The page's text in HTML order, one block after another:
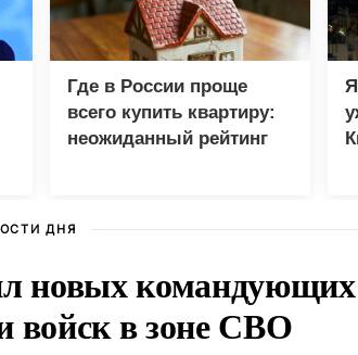
Где в России проще
всего купить квартиру:
неожиданный рейтинг
ДНЯ
новых командующих
войск в зоне СВО